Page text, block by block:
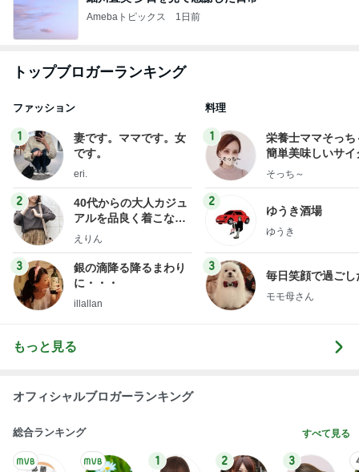
Amebaトピックス 1日前
トップブロガーランキング
ファッション
1
妻です。ママです。女
です。
eri.
2
40代からの大人カジュ
アルを品良く着こなす
ファッションブログ
えりん
3
銀の滴降る降るまわり
に・・・
illallan
料理
1
栄養士ママそっち
簡単美味しいサイ
献立
そっち～
2
ゆうき酒場
ゆうき
3
毎日笑顔で過ごし
モモ母さん
もっと見る
オフィシャルブロガーランキング
総合ランキング すべて見る
1 2 3